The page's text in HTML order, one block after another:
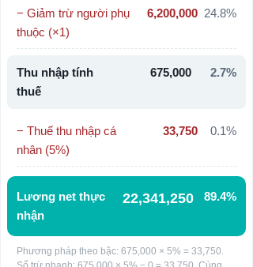
− Giảm trừ người phụ
thuộc (×1)
6,200,000 24.8%
Thu nhập tính
thuế
675,000 2.7%
− Thuế thu nhập cá
nhân (5%)
33,750 0.1%
Lương net thực
nhận
22,341,250 89.4%
Phương pháp theo bậc: 675,000 × 5% = 33,750.